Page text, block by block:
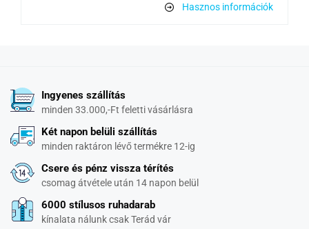
Hasznos információk
Ingyenes szállítás
minden 33.000,-Ft feletti vásárlásra
Két napon belüli szállítás
minden raktáron lévő termékre 12-ig
Csere és pénz vissza térítés
csomag átvétele után 14 napon belül
6000 stílusos ruhadarab
kínalata nálunk csak Terád vár